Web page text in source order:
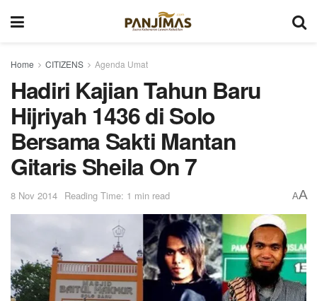
Home CITIZENS Agenda Umat
Hadiri Kajian Tahun Baru
Hijriyah 1436 di Solo
Bersama Sakti Mantan
Gitaris Sheila On 7
8 Nov 2014 Reading Time: 1 min read AA